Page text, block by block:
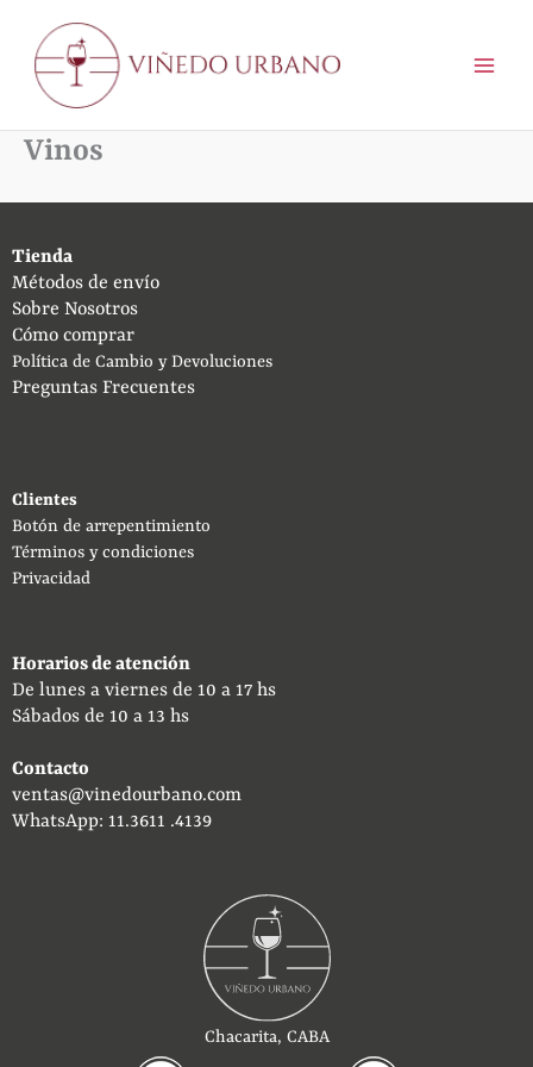
contenido
Vinos
Tienda
Métodos de envío
Sobre Nosotros
Cómo comprar
Política de Cambio y Devoluciones
Preguntas Frecuentes
Clientes
Botón de arrepentimiento
Términos y condiciones
Privacidad
Horarios de atención
De lunes a viernes de 10 a 17 hs
Sábados de 10 a 13 hs
Contacto
ventas@vinedourbano.com
WhatsApp: 11.3611 .4139
Chacarita, CABA